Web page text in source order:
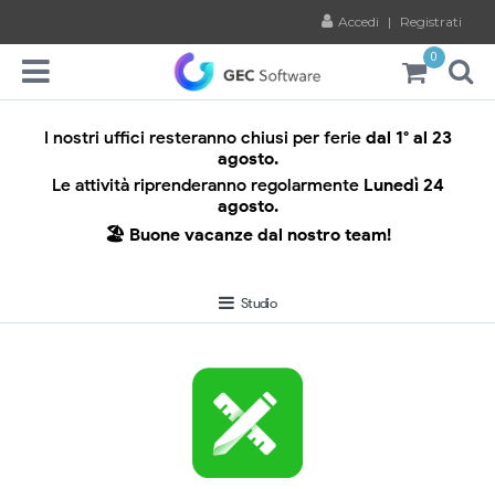
Accedi | Registrati
0
I nostri uffici resteranno chiusi per ferie dal 1° al 23
agosto.
Le attività riprenderanno regolarmente Lunedì 24
agosto.
🏖️ Buone vacanze dal nostro team!
Studio